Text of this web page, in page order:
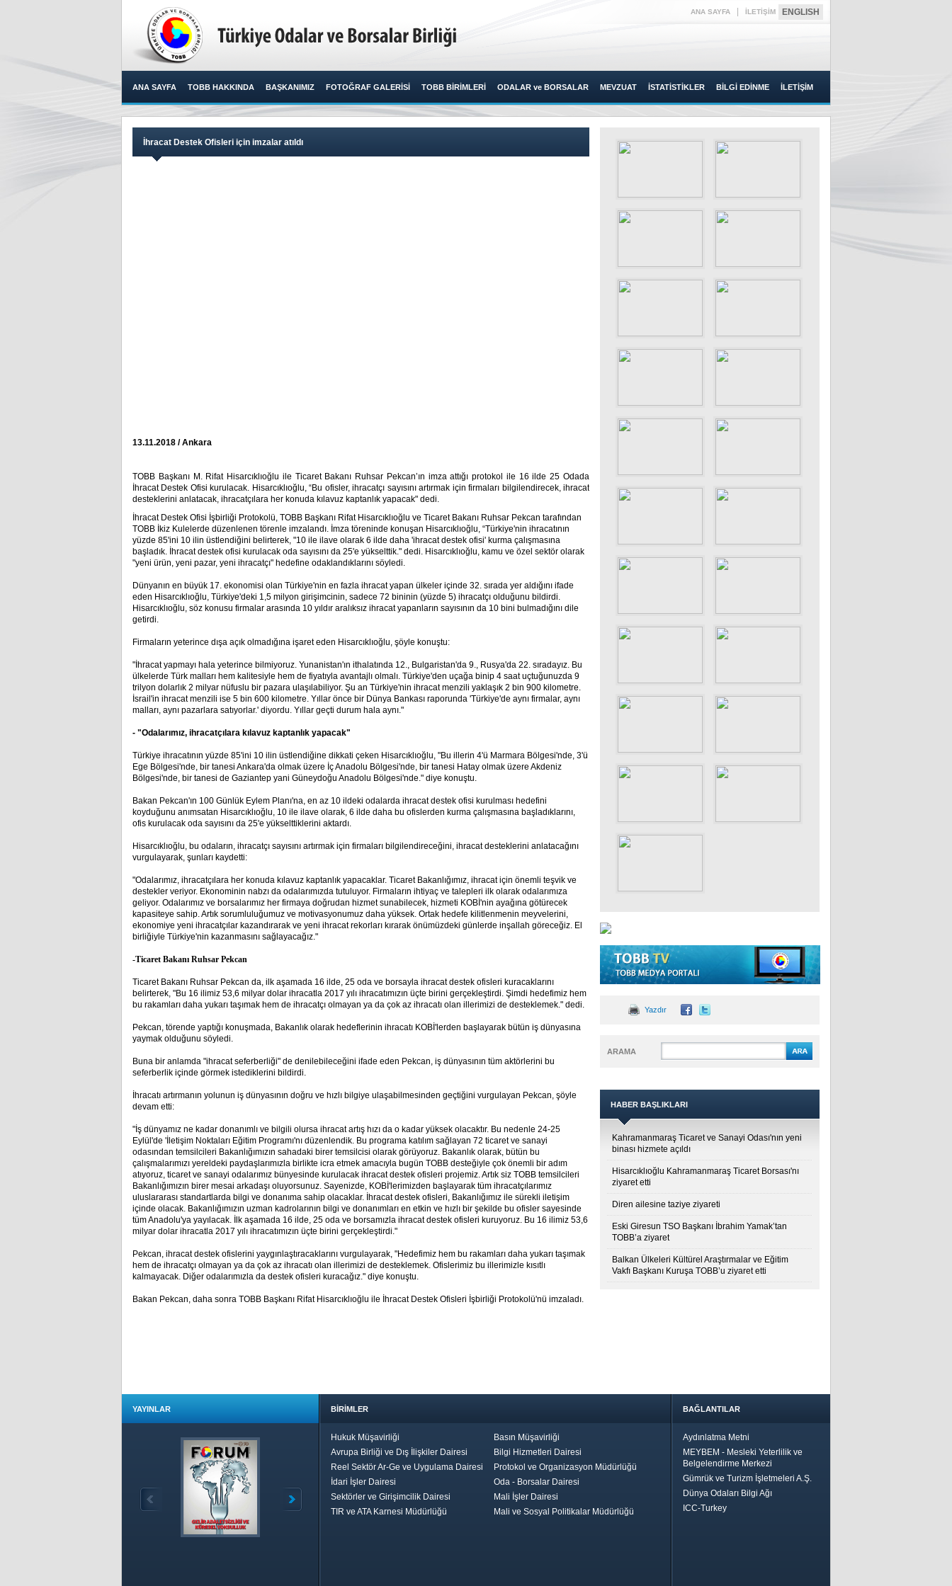
ANA SAYFA İLETİŞİM ENGLISH
ANA SAYFA TOBB HAKKINDA BAŞKANIMIZ FOTOĞRAF GALERİSİ TOBB BİRİMLERİ ODALAR ve BORSALAR MEVZUAT İSTATİSTİKLER BİLGİ EDİNME İLETİŞİM
İhracat Destek Ofisleri için imzalar atıldı
13.11.2018 / Ankara
TOBB Başkanı M. Rifat Hisarcıklıoğlu ile Ticaret Bakanı Ruhsar Pekcan’ın imza attığı protokol ile 16 ilde 25 Odada
İhracat Destek Ofisi kurulacak. Hisarcıklıoğlu, “Bu ofisler, ihracatçı sayısını artırmak için firmaları bilgilendirecek, ihracat
desteklerini anlatacak, ihracatçılara her konuda kılavuz kaptanlık yapacak" dedi.​
İhracat Destek Ofisi İşbirliği Protokolü, TOBB Başkanı Rifat Hisarcıklıoğlu ve Ticaret Bakanı Ruhsar Pekcan tarafından
TOBB İkiz Kulelerde düzenlenen törenle imzalandı. İmza töreninde konuşan Hisarcıklıoğlu, “Türkiye'nin ihracatının
yüzde 85'ini 10 ilin üstlendiğini belirterek, "10 ile ilave olarak 6 ilde daha 'ihracat destek ofisi' kurma çalışmasına
başladık. İhracat destek ofisi kurulacak oda sayısını da 25'e yükselttik." dedi. Hisarcıklıoğlu, kamu ve özel sektör olarak
"yeni ürün, yeni pazar, yeni ihracatçı" hedefine odaklandıklarını söyledi.
Dünyanın en büyük 17. ekonomisi olan Türkiye'nin en fazla ihracat yapan ülkeler içinde 32. sırada yer aldığını ifade
eden Hisarcıklıoğlu, Türkiye'deki 1,5 milyon girişimcinin, sadece 72 bininin (yüzde 5) ihracatçı olduğunu bildirdi.
Hisarcıklıoğlu, söz konusu firmalar arasında 10 yıldır aralıksız ihracat yapanların sayısının da 10 bini bulmadığını dile
getirdi.
Firmaların yeterince dışa açık olmadığına işaret eden Hisarcıklıoğlu, şöyle konuştu:
"İhracat yapmayı hala yeterince bilmiyoruz. Yunanistan'ın ithalatında 12., Bulgaristan'da 9., Rusya'da 22. sıradayız. Bu
ülkelerde Türk malları hem kalitesiyle hem de fiyatıyla avantajlı olmalı. Türkiye'den uçağa binip 4 saat uçtuğunuzda 9
trilyon dolarlık 2 milyar nüfuslu bir pazara ulaşılabiliyor. Şu an Türkiye'nin ihracat menzili yaklaşık 2 bin 900 kilometre.
İsrail'in ihracat menzili ise 5 bin 600 kilometre. Yıllar önce bir Dünya Bankası raporunda 'Türkiye'de aynı firmalar, aynı
malları, aynı pazarlara satıyorlar.' diyordu. Yıllar geçti durum hala aynı."
- "Odalarımız, ihracatçılara kılavuz kaptanlık yapacak"
Türkiye ihracatının yüzde 85'ini 10 ilin üstlendiğine dikkati çeken Hisarcıklıoğlu, "Bu illerin 4'ü Marmara Bölgesi'nde, 3'ü
Ege Bölgesi'nde, bir tanesi Ankara'da olmak üzere İç Anadolu Bölgesi'nde, bir tanesi Hatay olmak üzere Akdeniz
Bölgesi'nde, bir tanesi de Gaziantep yani Güneydoğu Anadolu Bölgesi'nde." diye konuştu.
Bakan Pekcan'ın 100 Günlük Eylem Planı'na, en az 10 ildeki odalarda ihracat destek ofisi kurulması hedefini
koyduğunu anımsatan Hisarcıklıoğlu, 10 ile ilave olarak, 6 ilde daha bu ofislerden kurma çalışmasına başladıklarını,
ofis kurulacak oda sayısını da 25'e yükselttiklerini aktardı.
Hisarcıklıoğlu, bu odaların, ihracatçı sayısını artırmak için firmaları bilgilendireceğini, ihracat desteklerini anlatacağını
vurgulayarak, şunları kaydetti:
"Odalarımız, ihracatçılara her konuda kılavuz kaptanlık yapacaklar. Ticaret Bakanlığımız, ihracat için önemli teşvik ve
destekler veriyor. Ekonominin nabzı da odalarımızda tutuluyor. Firmaların ihtiyaç ve talepleri ilk olarak odalarımıza
geliyor. Odalarımız ve borsalarımız her firmaya doğrudan hizmet sunabilecek, hizmeti KOBİ'nin ayağına götürecek
kapasiteye sahip. Artık sorumluluğumuz ve motivasyonumuz daha yüksek. Ortak hedefe kilitlenmenin meyvelerini,
ekonomiye yeni ihracatçılar kazandırarak ve yeni ihracat rekorları kırarak önümüzdeki günlerde inşallah göreceğiz. El
birliğiyle Türkiye'nin kazanmasını sağlayacağız."
-Ticaret Bakanı Ruhsar Pekcan
Ticaret Bakanı Ruhsar Pekcan da, ilk aşamada 16 ilde, 25 oda ve borsayla ihracat destek ofisleri kuracaklarını
belirterek, "Bu 16 ilimiz 53,6 milyar dolar ihracatla 2017 yılı ihracatımızın üçte birini gerçekleştirdi. Şimdi hedefimiz hem
bu rakamları daha yukarı taşımak hem de ihracatçı olmayan ya da çok az ihracatı olan illerimizi de desteklemek." dedi.
Pekcan, törende yaptığı konuşmada, Bakanlık olarak hedeflerinin ihracatı KOBİ'lerden başlayarak bütün iş dünyasına
yaymak olduğunu söyledi.
Buna bir anlamda "ihracat seferberliği" de denilebileceğini ifade eden Pekcan, iş dünyasının tüm aktörlerini bu
seferberlik içinde görmek istediklerini bildirdi.
İhracatı artırmanın yolunun iş dünyasının doğru ve hızlı bilgiye ulaşabilmesinden geçtiğini vurgulayan Pekcan, şöyle
devam etti:
"İş dünyamız ne kadar donanımlı ve bilgili olursa ihracat artış hızı da o kadar yüksek olacaktır. Bu nedenle 24-25
Eylül'de 'İletişim Noktaları Eğitim Programı'nı düzenlendik. Bu programa katılım sağlayan 72 ticaret ve sanayi
odasından temsilcileri Bakanlığımızın sahadaki birer temsilcisi olarak görüyoruz. Bakanlık olarak, bütün bu
çalışmalarımızı yereldeki paydaşlarımızla birlikte icra etmek amacıyla bugün TOBB desteğiyle çok önemli bir adım
atıyoruz, ticaret ve sanayi odalarımız bünyesinde kurulacak ihracat destek ofisleri projemiz. Artık siz TOBB temsilcileri
Bakanlığımızın birer mesai arkadaşı oluyorsunuz. Sayenizde, KOBİ'lerimizden başlayarak tüm ihracatçılarımız
uluslararası standartlarda bilgi ve donanıma sahip olacaklar. İhracat destek ofisleri, Bakanlığımız ile sürekli iletişim
içinde olacak. Bakanlığımızın uzman kadrolarının bilgi ve donanımları en etkin ve hızlı bir şekilde bu ofisler sayesinde
tüm Anadolu'ya yayılacak. İlk aşamada 16 ilde, 25 oda ve borsamızla ihracat destek ofisleri kuruyoruz. Bu 16 ilimiz 53,6
milyar dolar ihracatla 2017 yılı ihracatımızın üçte birini gerçekleştirdi."
Pekcan, ihracat destek ofislerini yaygınlaştıracaklarını vurgulayarak, "Hedefimiz hem bu rakamları daha yukarı taşımak
hem de ihracatçı olmayan ya da çok az ihracatı olan illerimizi de desteklemek. Ofislerimiz bu illerimizle kısıtlı
kalmayacak. Diğer odalarımızla da destek ofisleri kuracağız." diye konuştu.
Bakan Pekcan, daha sonra TOBB Başkanı Rifat Hisarcıklıoğlu ile İhracat Destek Ofisleri İşbirliği Protokolü'nü imzaladı.
Yazdır
ARAMA
HABER BAŞLIKLARI
Kahramanmaraş Ticaret ve Sanayi Odası'nın yeni
binası hizmete açıldı
Hisarcıklıoğlu Kahramanmaraş Ticaret Borsası'nı
ziyaret etti
Diren ailesine taziye ziyareti
Eski Giresun TSO Başkanı İbrahim Yamak’tan
TOBB’a ziyaret
Balkan Ülkeleri Kültürel Araştırmalar ve Eğitim
Vakfı Başkanı Kuruşa TOBB’u ziyaret etti
YAYINLAR BİRİMLER
Hukuk Müşavirliği
Basın Müşavirliği
Avrupa Birliği ve Dış İlişkiler Dairesi
Bilgi Hizmetleri Dairesi
Reel Sektör Ar-Ge ve Uygulama Dairesi
Protokol ve Organizasyon Müdürlüğü
İdari İşler Dairesi
Oda - Borsalar Dairesi
Sektörler ve Girişimcilik Dairesi
Mali İşler Dairesi
TIR ve ATA Karnesi Müdürlüğü
Mali ve Sosyal Politikalar Müdürlüğü
BAĞLANTILAR
Aydınlatma Metni
MEYBEM - Mesleki Yeterlilik ve
Belgelendirme Merkezi
Gümrük ve Turizm İşletmeleri A.Ş.
Dünya Odaları Bilgi Ağı
ICC-Turkey